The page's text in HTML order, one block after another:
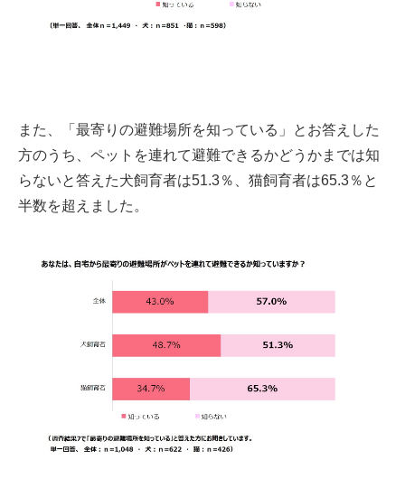
また、「最寄りの避難場所を知っている」とお答えした
方のうち、ペットを連れて避難できるかどうかまでは知
らないと答えた犬飼育者は51.3％、猫飼育者は65.3％と
半数を超えました。